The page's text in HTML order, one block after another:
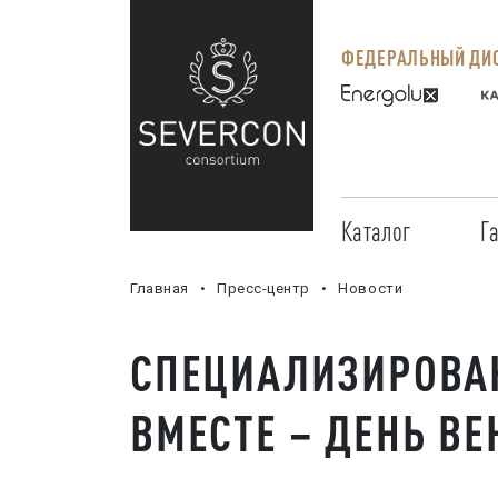
ФЕДЕРАЛЬНЫЙ
Каталог
Главная Пресс-центр Новости
ВМЕСТЕ – ДЕНЬ